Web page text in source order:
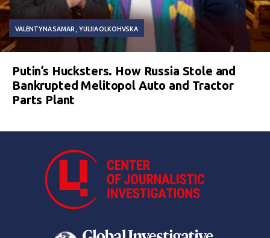
VALENTYNA SAMAR YULIIA OLKOHVSKA
Putin’s Hucksters. How Russia Stole and
Bankrupted Melitopol Auto and Tractor
Parts Plant